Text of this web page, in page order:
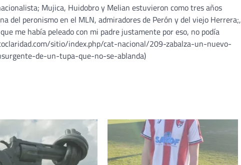
Mujica, Huidobro y Melian estuvieron como tres años
del peronismo en el MLN, admiradores de Perón y del viejo Herrera;,
me había peleado con mi padre justamente por eso, no podía
sitio/index.php/cat-nacional/209-zabalza-un-nuevo-
de-un-tupa-que-no-se-ablanda)